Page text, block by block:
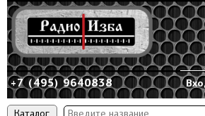
Каталог
+7 (495) 9640838